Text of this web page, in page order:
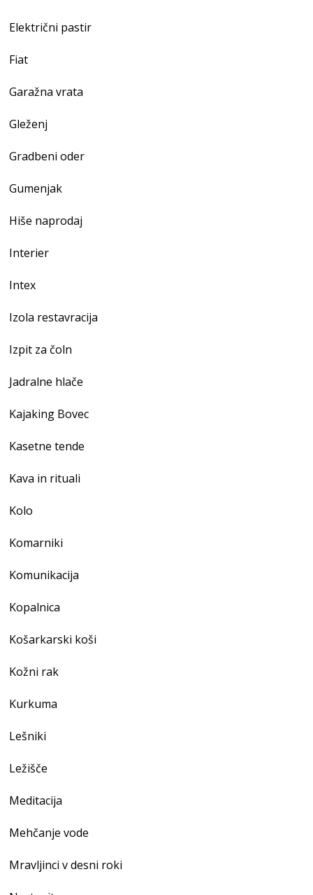
Električni pastir
Fiat
Garažna vrata
Gleženj
Gradbeni oder
Gumenjak
Hiše naprodaj
Interier
Intex
Izola restavracija
Izpit za čoln
Jadralne hlače
Kajaking Bovec
Kasetne tende
Kava in rituali
Kolo
Komarniki
Komunikacija
Kopalnica
Košarkarski koši
Kožni rak
Kurkuma
Lešniki
Ležišče
Meditacija
Mehčanje vode
Mravljinci v desni roki